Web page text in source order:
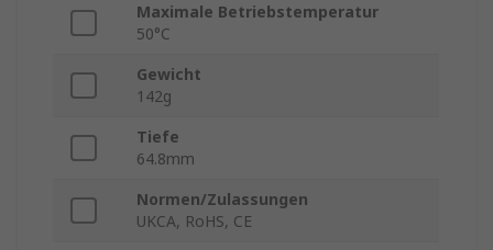
Maximale Betriebstemperatur
50°C
Gewicht
142g
Tiefe
64.8mm
Normen/Zulassungen
UKCA, RoHS, CE